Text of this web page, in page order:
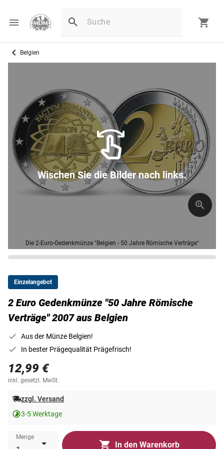
Belgien
Die 2-Euro-Gedenkmünze "Belgien - 50 Jahre Römische Verträge"
Wischen Sie die Bilder nach links.
Einzelangebot
2 Euro Gedenkmünze "50 Jahre Römische
Verträge" 2007 aus Belgien
Aus der Münze Belgien!
In bester Prägequalität Prägefrisch!
12,99 €
inkl. gesetzl. MwSt.
zzgl. Versand
3-5 Werktage
Menge
In den Warenkorb